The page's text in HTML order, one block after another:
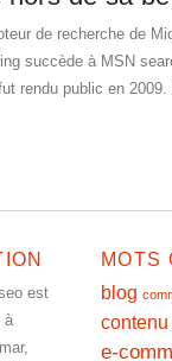
de recherche de
succède à MSN
rendu public en
est
à
MOTS
blog
contenu
e-